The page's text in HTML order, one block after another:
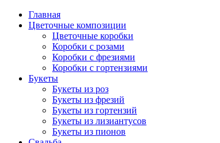
Главная
Цветочные композиции
Цветочные коробки
Коробки с розами
Коробки с фрезиями
Коробки с гортензиями
Букеты
Букеты из роз
Букеты из фрезий
Букеты из гортензий
Букеты из лизиантусов
Букеты из пионов